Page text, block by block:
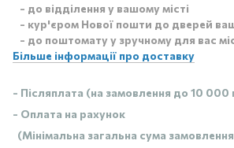
- до відділення у вашому місті
- кур'єром Нової пошти до дверей
- до поштомату у зручному для вас
Більше інформації про доставку
- Післяплата (на замовлення до 10 000
- Оплата на рахунок
(Мінімальна загальна сума